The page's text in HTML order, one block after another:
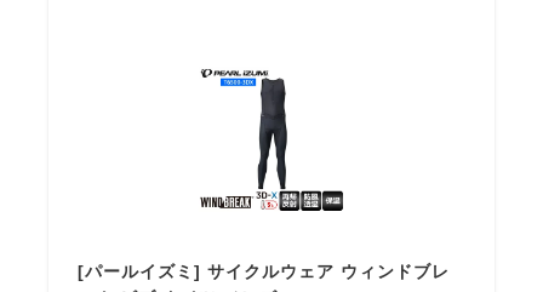
[パールイズミ] サイクルウェア ウィンドブレ